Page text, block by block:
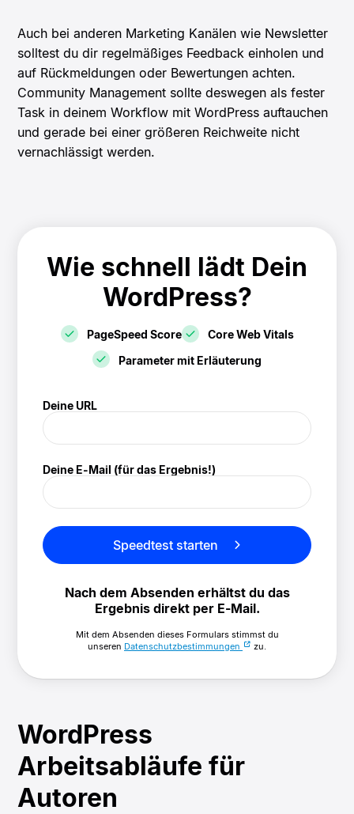
Auch bei anderen Marketing Kanälen wie Newsletter
solltest du dir regelmäßiges Feedback einholen und
auf Rückmeldungen oder Bewertungen achten.
Community Management sollte deswegen als fester
Task in deinem Workflow mit WordPress auftauchen
und gerade bei einer größeren Reichweite nicht
vernachlässigt werden.
Wie schnell lädt Dein
WordPress?
PageSpeed Score
Core Web Vitals
Parameter mit Erläuterung
(/speedtest)
Deine URL
Deine E-Mail (für das Ergebnis!)
Speedtest starten
Nach dem Absenden erhältst du das
Ergebnis direkt per E-Mail.
Mit dem Absenden dieses Formulars stimmst du
unseren Datenschutzbestimmungen zu.
WordPress
Arbeitsabläufe für
Autoren